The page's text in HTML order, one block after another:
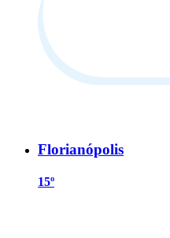
Florianópolis
15º